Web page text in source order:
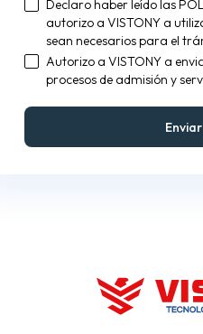
Declaro haber leído las
autorizo a VISTONY a
sean necesarios para el
Autorizo a VISTONY a
procesos de admisión y